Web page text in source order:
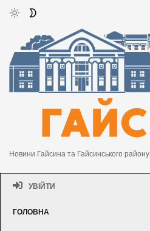
Новини Гайсина та Гайсинського району
УВІЙТИ
ГОЛОВНА